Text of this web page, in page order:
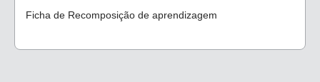
Ficha de Recomposição de aprendizagem